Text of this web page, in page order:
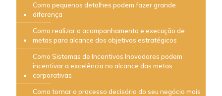
Como pequenos detalhes podem fazer grande
diferença
Como realizar o acompanhamento e execução de
metas para alcance dos objetivos estratégicos
Como Sistemas de Incentivos Inovadores podem
incentivar a excelência no alcance das metas
corporativas
Como tornar o processo decisório do seu negócio mais